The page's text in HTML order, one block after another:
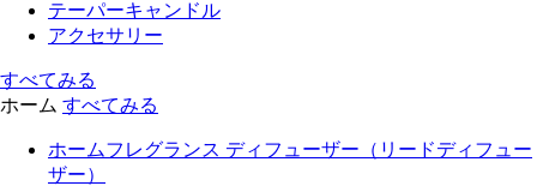
テーパーキャンドル
アクセサリー
すべてみる
ホーム すべてみる
ホームフレグランス ディフューザー（リードディフュー
ザー）